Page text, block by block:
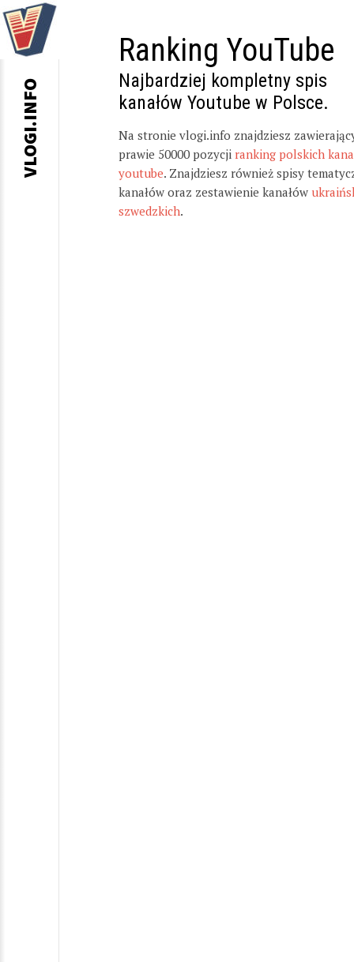
Ranking YouTube
Najbardziej kompletny spis
kanałów Youtube w Polsce.
Na stronie vlogi.info znajdziesz
prawie 50000 pozycji ranking polskich
youtube. Znajdziesz również spisy
kanałów oraz zestawienie kanałów
szwedzkich.
VLOGI.INFO